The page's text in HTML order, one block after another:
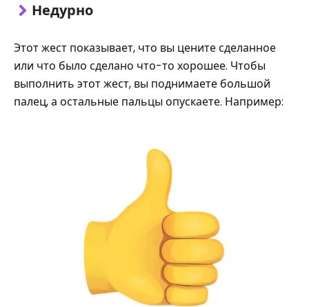
Недурно
Этот жест показывает, что вы цените сделанное
или что было сделано что-то хорошее. Чтобы
выполнить этот жест, вы поднимаете большой
палец, а остальные пальцы опускаете. Например: